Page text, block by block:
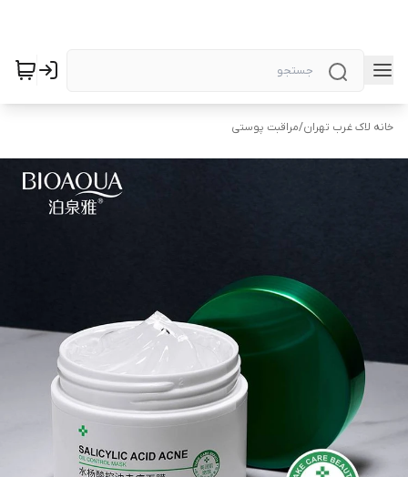
خانه لاک غرب تهران/مراقبت پوستی